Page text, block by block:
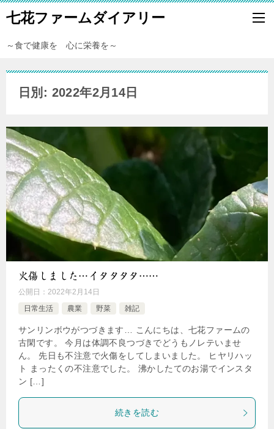
七花ファームダイアリー
～食で健康を 心に栄養を～
日別: 2022年2月14日
火傷しました…イタタタタ……
公開日： 2022年2月14日
日常生活
農業 野菜 雑記
サンリンボウがつづきます… こんにちは、七花ファームの
古閑です。 今月は体調不良つづきでどうもノレテいませ
ん。 先日も不注意で火傷をしてしまいました。 ヒヤリハッ
ト まったくの不注意でした。 沸かしたてのお湯でインスタ
ン […]
続きを読む